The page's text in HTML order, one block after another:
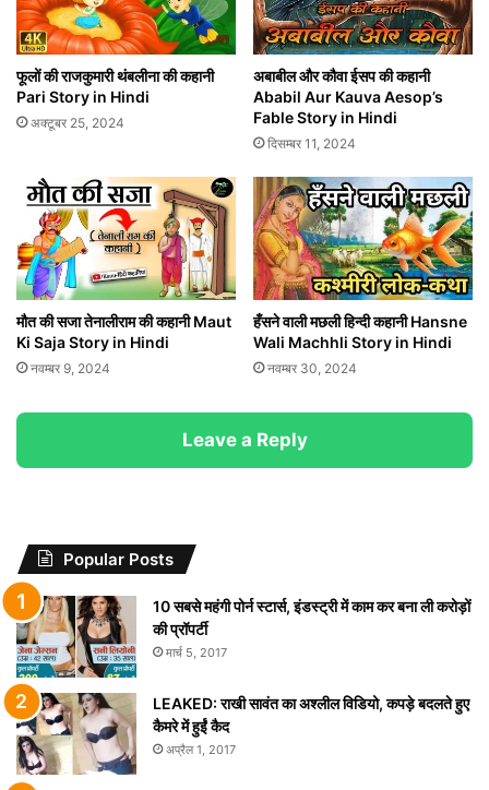
फूलों की राजकुमारी थंबलीना की कहानी
Pari Story in Hindi
अक्टूबर 25, 2024
अबाबील और कौवा ईसप की कहानी
Ababil Aur Kauva Aesop’s
Fable Story in Hindi
दिसम्बर 11, 2024
मौत की सजा तेनालीराम की कहानी Maut
Ki Saja Story in Hindi
नवम्बर 9, 2024
हँसने वाली मछली हिन्दी कहानी Hansne
Wali Machhli Story in Hindi
नवम्बर 30, 2024
Leave a Reply
Popular Posts
10 सबसे महंगी पोर्न स्टार्स, इंडस्ट्री में काम कर बना ली करोड़ों
की प्रॉपर्टी
मार्च 5, 2017
LEAKED: राखी सावंत का अश्लील विडियो, कपड़े बदलते हुए
कैमरे में हुईं कैद
अप्रैल 1, 2017